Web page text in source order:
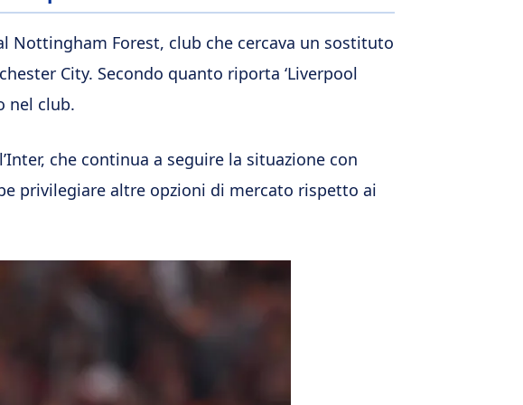
Forest, club che cercava un sostituto
City. Secondo quanto riporta ‘Liverpool
nel club.
che continua a seguire la situazione con
privilegiare altre opzioni di mercato rispetto ai